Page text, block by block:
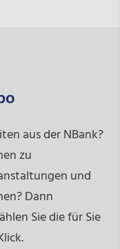
aus der NBank?
zu
und
Dann
Sie die für Sie